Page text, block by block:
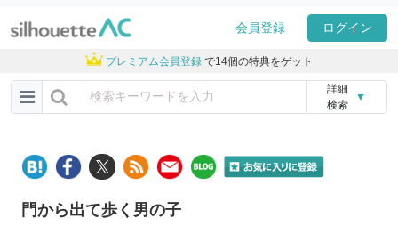
会員登録 ログイン
プレミアム会員登録 で14個の特典をゲット
詳細
検索
▼
門から出て歩く男の子